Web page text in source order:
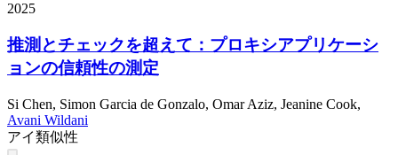
2025
推測とチェックを超えて：プロキシアプリケーシ
ョンの信頼性の測定
Si Chen, Simon Garcia de Gonzalo, Omar Aziz, Jeanine Cook,
Avani Wildani
アイ類似性